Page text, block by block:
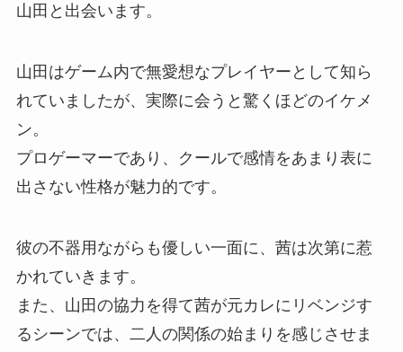
山田と出会います。
山田はゲーム内で無愛想なプレイヤーとして知ら
れていましたが、実際に会うと驚くほどのイケメ
ン。
プロゲーマーであり、クールで感情をあまり表に
出さない性格が魅力的です。
彼の不器用ながらも優しい一面に、茜は次第に惹
かれていきます。
また、山田の協力を得て茜が元カレにリベンジす
るシーンでは、二人の関係の始まりを感じさせま